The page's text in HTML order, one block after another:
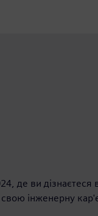
де ви дізнаєтеся
інженерну